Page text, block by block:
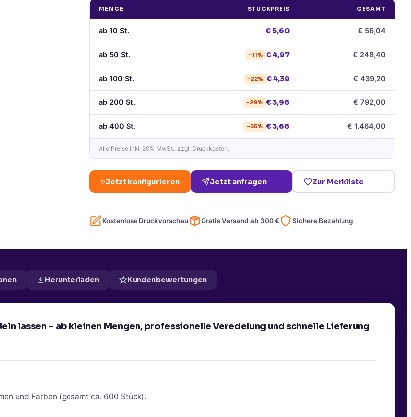
MENGE STÜCKPREIS GESAMT
ab 10 St. € 5,60 € 56,04
ab 50 St. −11% €4,97 € 248,40
ab 100 St. −22% €4,39 € 439,20
ab 200 St. −29% €3,96 € 792,00
ab 400 St. −35% €3,66 € 1.464,00
Alle Preise inkl. 20% MwSt., zzgl. Druckkosten.
Jetzt konfigurieren Jetzt anfragen Zur Merkliste
Kostenlose Druckvorschau Gratis Versand ab 300€ Sichere Bezahlung
Herunterladen Kundenbewertungen
lassen – ab kleinen Mengen, professionelle Veredelung und schnelle Lieferung
und Farben (gesamt ca. 600 Stück).